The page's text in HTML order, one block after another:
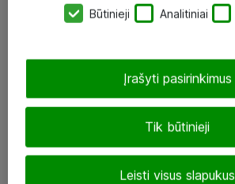
eShop@atea.lt
LinkedIn
Būtinieji Analitiniai
Tik būtinieji
Leisti visus slapukus
Įrašyti pasirinkimus